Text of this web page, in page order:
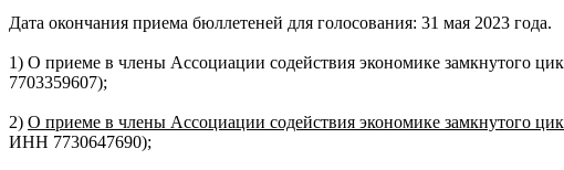
Дата окончания приема бюллетеней для голосования: 31 мая 2023 года.
1) О приеме в члены Ассоциации содействия экономике замкнутого
7703359607);
2) О приеме в члены Ассоциации содействия экономике замкнутого
ИНН 7730647690);